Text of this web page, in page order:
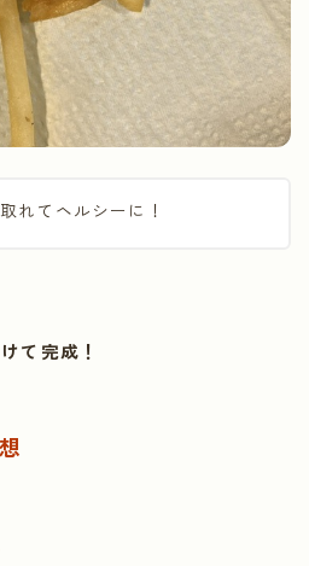
れてヘルシーに！
て完成！